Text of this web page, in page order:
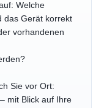
Welche
das Gerät korrekt
vorhandenen
Sie vor Ort:
mit Blick auf Ihre